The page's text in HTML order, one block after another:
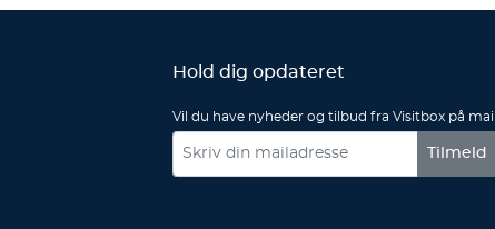
Hold dig opdateret
Vil du have nyheder og tilbud fra Visitbox på mail
Tilmeld